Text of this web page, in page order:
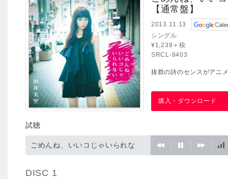
【通常盤】
2013.11.13
シングル
¥1,238＋税
SRCL-8403
抜群の詩のセンスがアニ
購入・ダウンロード >
試聴
ごめんね、いいコじゃいられな
DISC 1